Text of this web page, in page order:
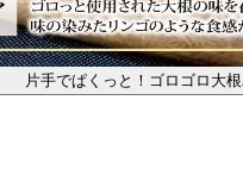
片手でぱくっと！ゴロゴロ大